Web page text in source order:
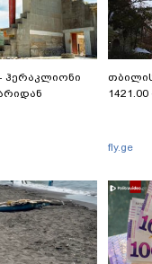
ჰერაკლიონი
fly.ge